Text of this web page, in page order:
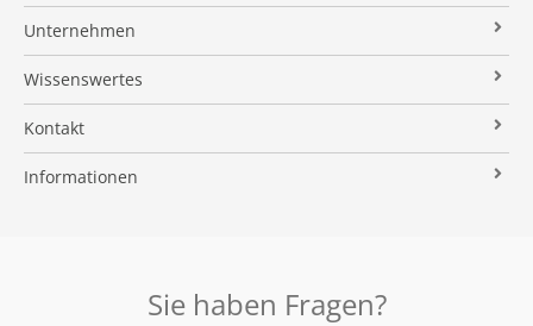
Referenzobjekte
Makleralleinauftrag
Wertermittlung
Verkaufsvorbereitung
Vermarktung
Tipps für Privatverkäufer
Immobilienangebote
Finanzierung
Suchauftrag
Unternehmen
Über uns
Kundenstimmen
Stielke-Facts
Kooperationspartner
Wissenswertes
Immobilien News
Immobilien ABC
Kontakt
Impressum
Informationen
Sie haben Fragen?